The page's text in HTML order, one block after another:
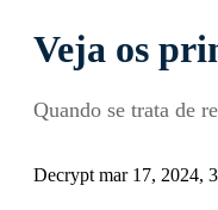
Veja os
Quando se trata de
Decrypt mar 17, 2024,